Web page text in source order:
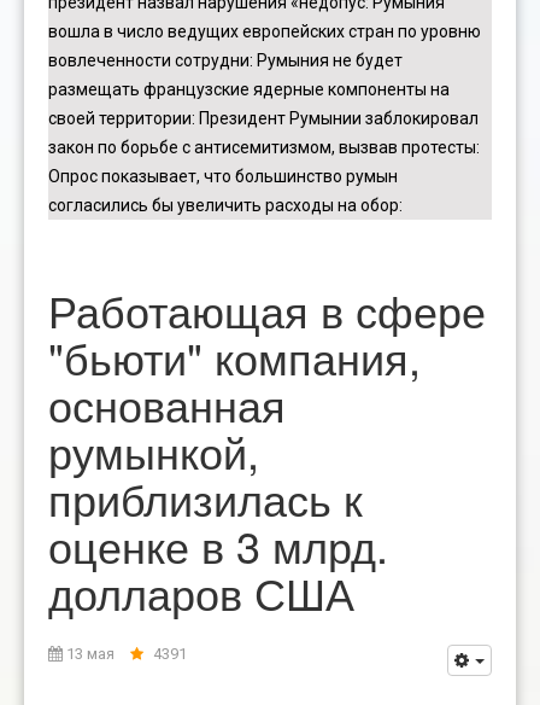
вошла в число ведущих европейских стран по уровню
вовлеченности сотрудни: Румыния не будет
размещать французские ядерные компоненты на
своей территории: Президент Румынии заблокировал
закон по борьбе с антисемитизмом, вызвав протесты:
Опрос показывает, что большинство румын
согласились бы увеличить расходы на обор:
Работающая в сфере
"бьюти" компания,
основанная
румынкой,
приблизилась к
оценке в 3 млрд.
долларов США
13 мая 4391